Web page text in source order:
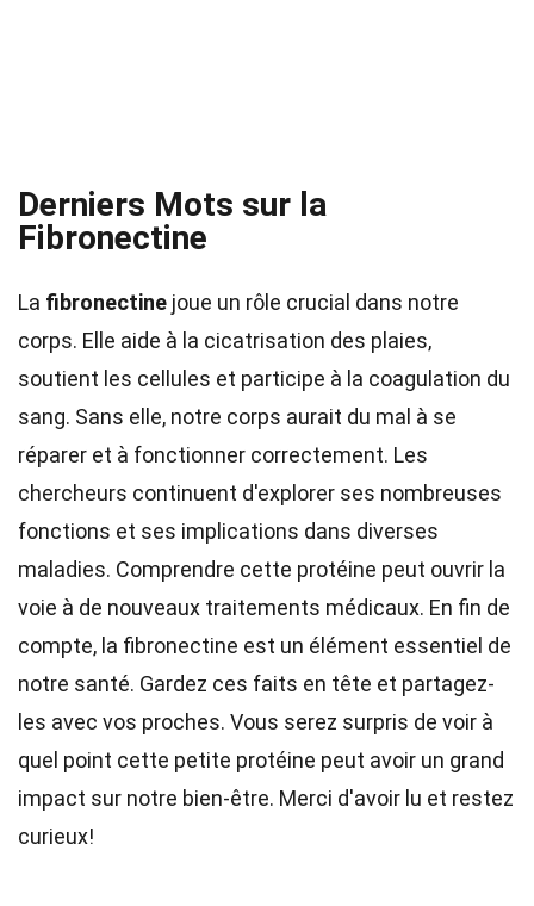
Derniers Mots sur la
Fibronectine
La fibronectine joue un rôle crucial dans notre
corps. Elle aide à la cicatrisation des plaies,
soutient les cellules et participe à la coagulation du
sang. Sans elle, notre corps aurait du mal à se
réparer et à fonctionner correctement. Les
chercheurs continuent d'explorer ses nombreuses
fonctions et ses implications dans diverses
maladies. Comprendre cette protéine peut ouvrir la
voie à de nouveaux traitements médicaux. En fin de
compte, la fibronectine est un élément essentiel de
notre santé. Gardez ces faits en tête et partagez-
les avec vos proches. Vous serez surpris de voir à
quel point cette petite protéine peut avoir un grand
impact sur notre bien-être. Merci d'avoir lu et restez
curieux!